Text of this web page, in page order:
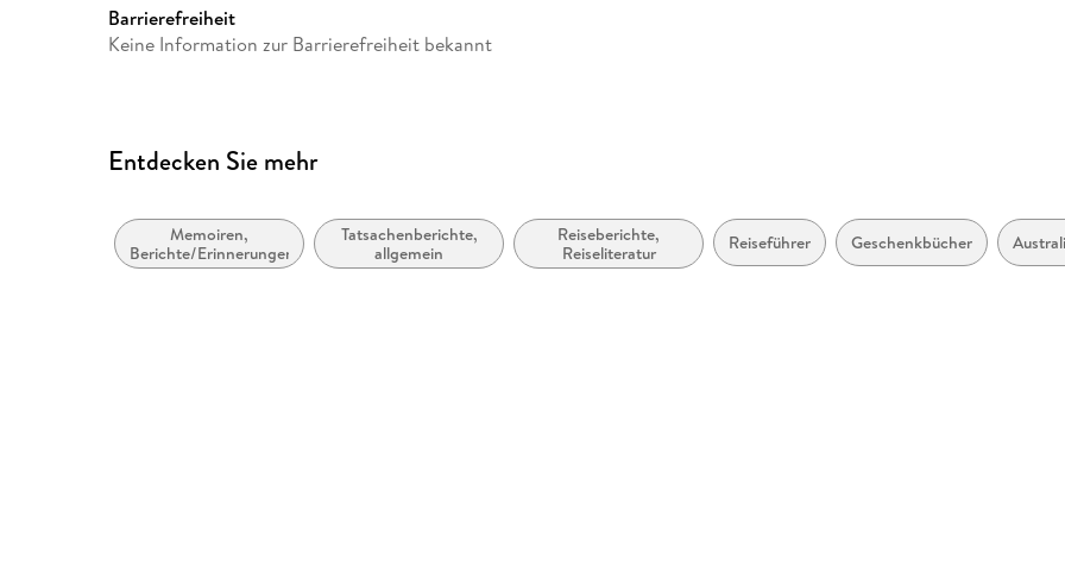
Barrierefreiheit
Keine Information zur Barrierefreiheit bekannt
Entdecken Sie mehr
Memoiren,
Berichte/Erinnerungen
Tatsachenberichte,
allgemein
Reiseberichte,
Reiseliteratur
Reiseführer Geschenkbücher